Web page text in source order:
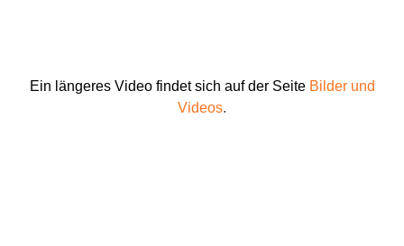
Ein längeres Video findet sich auf der Seite Bilder und
Videos.